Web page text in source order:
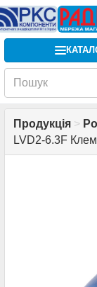
Продукція >
LVD2-6.3F